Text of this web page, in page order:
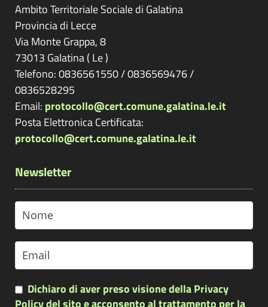
Ambito Territoriale Sociale di Galatina
Provincia di Lecce
Via Monte Grappa, 8
73013 Galatina( Le)
Telefono: 0836561550 / 0836569476 /
0836528295
Email: protocollo@cert.comune.galatina.le.it
Posta Elettronica Certificata:
protocollo@cert.comune.galatina.le.it
Newsletter
Dichiaro di aver preso visione della Privacy
Policy del sito e acconsento al trattamento per la